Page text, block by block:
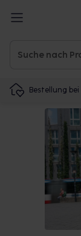
Bestellung bei